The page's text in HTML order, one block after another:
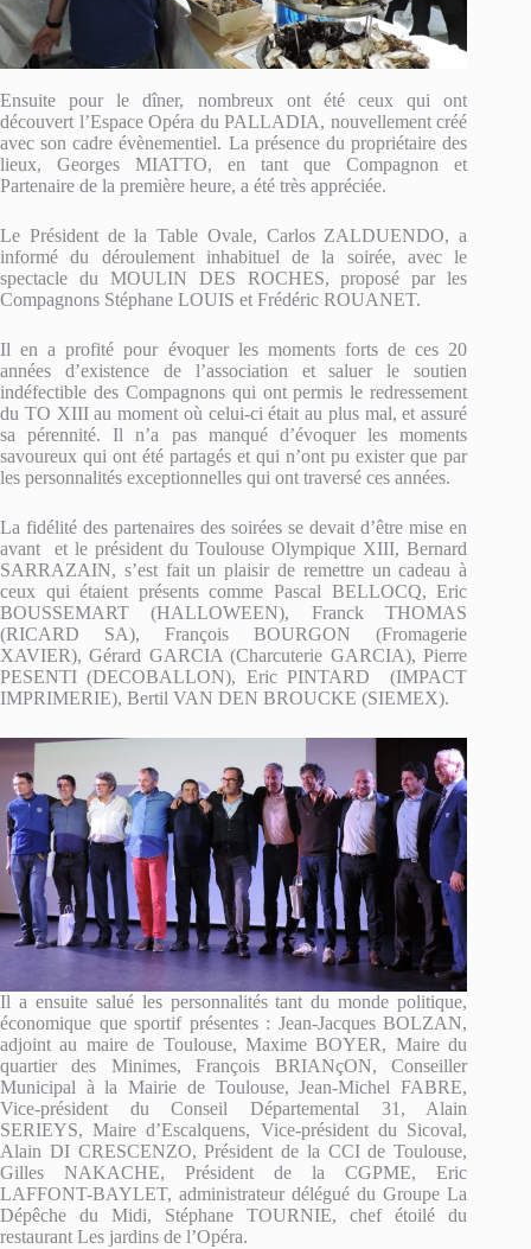
Ensuite pour le dîner, nombreux ont été ceux qui ont
découvert l’Espace Opéra du PALLADIA, nouvellement créé
avec son cadre évènementiel. La présence du propriétaire des
lieux, Georges MIATTO, en tant que Compagnon et
Partenaire de la première heure, a été très appréciée.
Le Président de la Table Ovale, Carlos ZALDUENDO, a
informé du déroulement inhabituel de la soirée, avec le
spectacle du MOULIN DES ROCHES, proposé par les
Compagnons Stéphane LOUIS et Frédéric ROUANET.
Il en a profité pour évoquer les moments forts de ces 20
années d’existence de l’association et saluer le soutien
indéfectible des Compagnons qui ont permis le redressement
du TO XIII au moment où celui-ci était au plus mal, et assuré
sa pérennité. Il n’a pas manqué d’évoquer les moments
savoureux qui ont été partagés et qui n’ont pu exister que par
les personnalités exceptionnelles qui ont traversé ces années.
La fidélité des partenaires des soirées se devait d’être mise en
avant et le président du Toulouse Olympique XIII, Bernard
SARRAZAIN, s’est fait un plaisir de remettre un cadeau à
ceux qui étaient présents comme Pascal BELLOCQ, Eric
BOUSSEMART (HALLOWEEN), Franck THOMAS
(RICARD SA), François BOURGON (Fromagerie
XAVIER), Gérard GARCIA (Charcuterie GARCIA), Pierre
PESENTI (DECOBALLON), Eric PINTARD (IMPACT
IMPRIMERIE), Bertil VAN DEN BROUCKE (SIEMEX).
Il a ensuite salué les personnalités tant du monde politique,
économique que sportif présentes : Jean-Jacques BOLZAN,
adjoint au maire de Toulouse, Maxime BOYER, Maire du
quartier des Minimes, François BRIANçON, Conseiller
Municipal à la Mairie de Toulouse, Jean-Michel FABRE,
Vice-président du Conseil Départemental 31, Alain
SERIEYS, Maire d’Escalquens, Vice-président du Sicoval,
Alain DI CRESCENZO, Président de la CCI de Toulouse,
Gilles NAKACHE, Président de la CGPME, Eric
LAFFONT-BAYLET, administrateur délégué du Groupe La
Dépêche du Midi, Stéphane TOURNIE, chef étoilé du
restaurant Les jardins de l’Opéra.